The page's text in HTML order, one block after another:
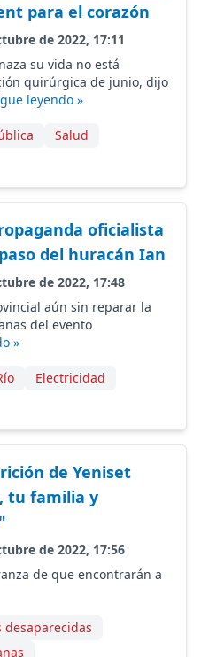
para el corazón
de 2022, 17:11
su vida no está
quirúrgica de junio, dijo
leyendo »
Salud
oficialista
del huracán Ian
de 2022, 17:48
aún sin reparar la
del evento
»
Electricidad
de Yeniset
tu familia y
de 2022, 17:56
de que encontrarán a
desaparecidas